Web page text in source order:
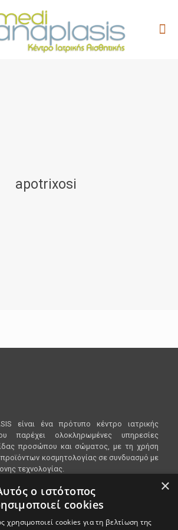
apotrixosi
είναι ένα πρότυπο κέντρο ιατρικής
παρέχει ολοκληρωμένες υπηρεσίες
προσώπου και σώματος, με τη χρήση
προϊόντων κοσμητολογίας σε συνδυασμό με
τεχνολογίας.
Δευτέρα - Παρασκευή 10:00 - 20:00
Όλγας 148, 546 45
×
ο ιστότοπος
cookies
χρησιμοποιεί cookies για τη βελτίωση της